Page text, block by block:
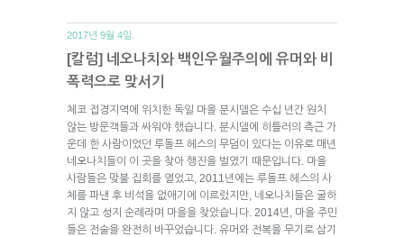
2017년 9월 4일.
[칼럼] 네오나치와 백인우월주의에 유머와 비
폭력으로 맞서기
체코 접경지역에 위치한 독일 마을 분시델은 수십 년간 원치
않는 방문객들과 싸워야 했습니다. 분시델에 히틀러의 측근 가
운데 한 사람이었던 루돌프 헤스의 무덤이 있다는 이유로 매년
네오나치들이 이 곳을 찾아 행진을 벌였기 때문입니다. 마을
사람들은 맞불 집회를 열었고, 2011년에는 루돌프 헤스의 사
체를 파낸 후 비석을 없애기에 이르렀지만, 네오나치들은 굴하
지 않고 성지 순례라며 마을을 찾았습니다. 2014년, 마을 주민
들은 전술을 완전히 바꾸었습니다. 유머와 전복을 무기로 삼기